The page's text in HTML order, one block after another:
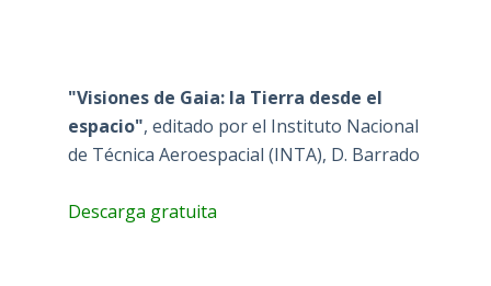
"Visiones de Gaia: la Tierra desde el
espacio", editado por el Instituto Nacional
de Técnica Aeroespacial (INTA), D. Barrado
Descarga gratuita